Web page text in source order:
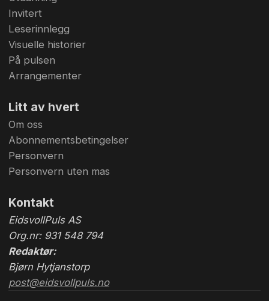
Invitert
Leserinnlegg
Visuelle historier
På pulsen
Arrangementer
Litt av hvert
Om oss
Abonnementsbetingelser
Personvern
Personvern uten mas
Kontakt
EidsvollPuls AS
Org.nr: 931 548 794
Redaktør:
Bjørn Hytjanstorp
post@eidsvollpuls.no